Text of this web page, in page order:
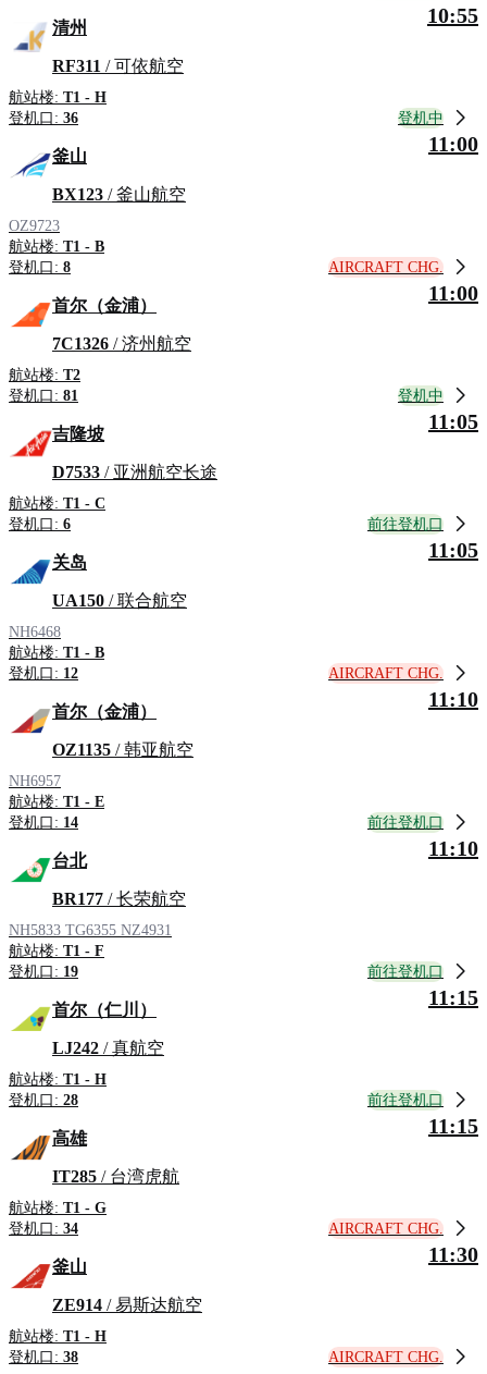
清州
RF311 / 可依航空
航站楼: T1 - H
登机口: 36
10:55
登机中
釜山
BX123 / 釜山航空
OZ9723
航站楼: T1 - B
登机口: 8
11:00
AIRCRAFT CHG.
首尔（金浦）
7C1326 / 济州航空
航站楼: T2
登机口: 81
11:00
登机中
吉隆坡
D7533 / 亚洲航空长途
航站楼: T1 - C
登机口: 6
11:05
前往登机口
关岛
UA150 / 联合航空
NH6468
航站楼: T1 - B
登机口: 12
11:05
AIRCRAFT CHG.
首尔（金浦）
OZ1135 / 韩亚航空
NH6957
航站楼: T1 - E
登机口: 14
11:10
前往登机口
台北
BR177 / 长荣航空
NH5833 TG6355 NZ4931
航站楼: T1 - F
登机口: 19
11:10
前往登机口
首尔（仁川）
LJ242 / 真航空
航站楼: T1 - H
登机口: 28
11:15
前往登机口
高雄
IT285 / 台湾虎航
航站楼: T1 - G
登机口: 34
11:15
AIRCRAFT CHG.
釜山
ZE914 / 易斯达航空
航站楼: T1 - H
登机口: 38
11:30
AIRCRAFT CHG.